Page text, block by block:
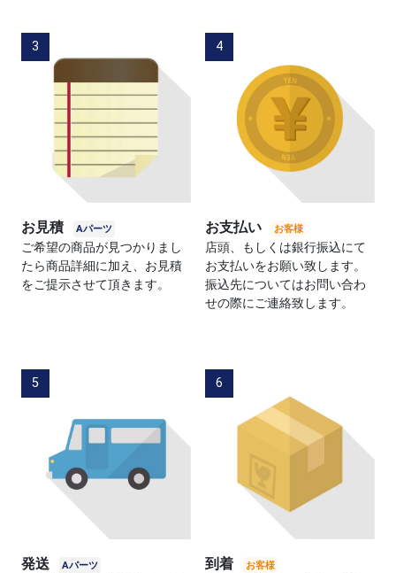
3
お見積
ご希望の商品が見つかりまし
たら商品詳細に加え、お見積
をご提示させて頂きます。
4
お支払い
店頭、もしくは銀行振込にて
お支払いをお願い致します。
振込先についてはお問い合わ
せの際にご連絡致します。
5
発送
6
到着